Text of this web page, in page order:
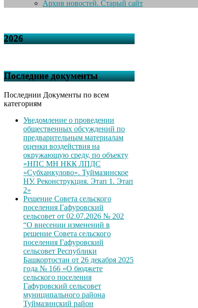
Архив новостей. Старый сайт
2026
Последние документы
Последнии Документы по всем
категориям
Уведомление о проведении
общественных обсуждений по
предварительным материалам
оценки воздействия на
окружающую среду, по объекту
«НПС МН НКК ЛПДС
«Субханкулово». Туймазинское
НУ. Реконструкция. Этап 1. Этап
2»
Решение Совета сельского
поселения Гафуровский
сельсовет от 02.07.2026 № 202
“О внесении изменений в
решение Совета сельского
поселения Гафуровский
сельсовет Республики
Башкортостан от 26 декабря 2025
года № 166 «О бюджете
сельского поселения
Гафуровский сельсовет
муниципального района
Туймазинский район